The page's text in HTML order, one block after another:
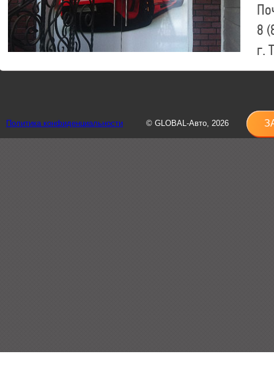
8
г.
8
Политика конфиденциальности © GLOBAL-Авто, 2026